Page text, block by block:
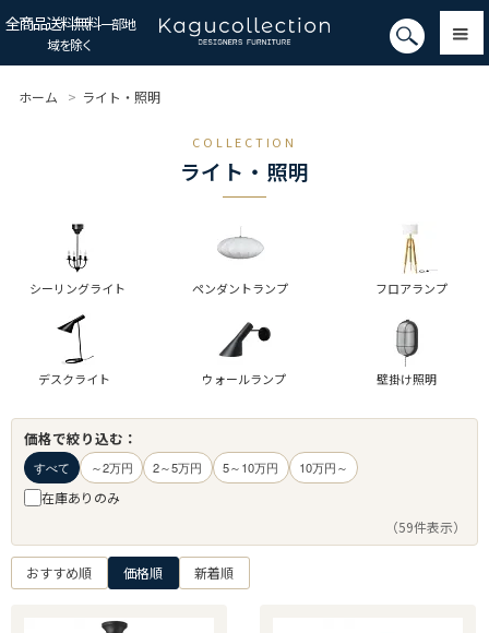
全商品送料無料一部地
域を除く
ホーム > ライト・照明
COLLECTION
ライト・照明
シーリングライト ペンダントランプ フロアランプ
デスクライト ウォールランプ 壁掛け照明
価格で絞り込む：
すべて ～2万円 2～5万円 5～10万円 10万円～
在庫ありのみ
（59件表示）
おすすめ順 価格順 新着順